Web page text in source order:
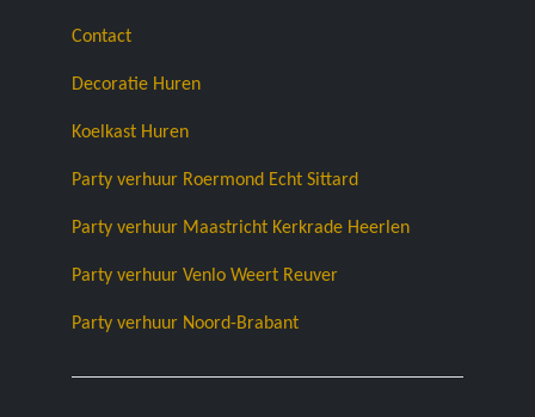
Contact
Decoratie Huren
Koelkast Huren
Party verhuur Roermond Echt Sittard
Party verhuur Maastricht Kerkrade Heerlen
Party verhuur Venlo Weert Reuver
Party verhuur Noord-Brabant